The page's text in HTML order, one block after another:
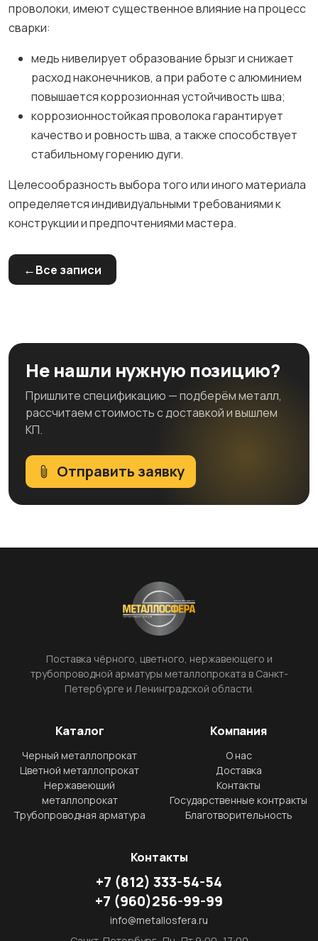
проволоки, имеют существенное влияние на процесс
сварки:
медь нивелирует образование брызг и снижает
расход наконечников, а при работе с алюминием
повышается коррозионная устойчивость шва;
коррозионностойкая проволока гарантирует
качество и ровность шва, а также способствует
стабильному горению дуги.
Целесообразность выбора того или иного материала
определяется индивидуальными требованиями к
конструкции и предпочтениями мастера.
Все записи
Не нашли нужную позицию?
Пришлите спецификацию — подберём металл,
рассчитаем стоимость с доставкой и вышлем
КП.
Отправить заявку
Поставка чёрного, цветного, нержавеющего и
трубопроводной арматуры металлопроката в Санкт-
Петербурге и Ленинградской области.
Каталог
Черный металлопрокат
Цветной металлопрокат
Нержавеющий
металлопрокат
Трубопроводная арматура
Компания
О нас
Доставка
Контакты
Государственные контракты
Благотворительность
Контакты
+7 (812) 333-54-54
+7 (960)256-99-99
info@metallosfera.ru